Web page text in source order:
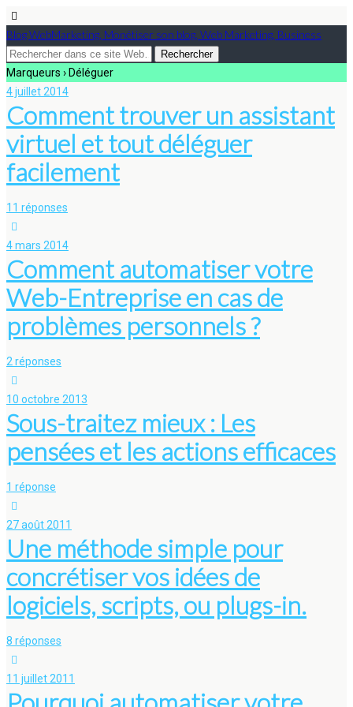
Blog WebMarketing, Monétiser son blog, Web Marketing, Business
Marqueurs › Déléguer
4 juillet 2014
Comment trouver un assistant
virtuel et tout déléguer
facilement
11 réponses
4 mars 2014
Comment automatiser votre
Web-Entreprise en cas de
problèmes personnels ?
2 réponses
10 octobre 2013
Sous-traitez mieux : Les
pensées et les actions efficaces
1 réponse
27 août 2011
Une méthode simple pour
concrétiser vos idées de
logiciels, scripts, ou plugs-in.
8 réponses
11 juillet 2011